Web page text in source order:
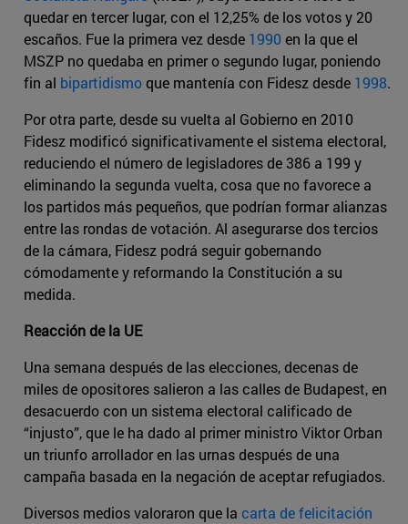
quedar en tercer lugar, con el 12,25% de los votos y 20
escaños. Fue la primera vez desde 1990 en la que el
MSZP no quedaba en primer o segundo lugar, poniendo
fin al bipartidismoque mantenía con Fidesz desde 1998.
Por otra parte, desde su vuelta al Gobierno en 2010
Fidesz modificó significativamente el sistema electoral,
reduciendo el número de legisladores de 386 a 199 y
eliminando la segunda vuelta, cosa que no favorece a
los partidos más pequeños, que podrían formar alianzas
entre las rondas de votación. Al asegurarse dos tercios
de la cámara, Fidesz podrá seguir gobernando
cómodamente y reformando la Constitución a su
medida.
Reacción de la UE
Una semana después de las elecciones, decenas de
miles de opositores salieron a las calles de Budapest, en
desacuerdo con un sistema electoral calificado de
“injusto”, que le ha dado al primer ministro Viktor Orban
un triunfo arrollador en las urnas después de una
campaña basada en la negación de aceptar refugiados.
Diversos medios valoraron que la carta de felicitación